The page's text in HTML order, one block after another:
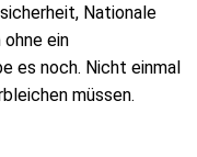
Nationale
ein
es noch. Nicht einmal
müssen.